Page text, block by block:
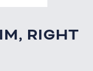
RIGHT